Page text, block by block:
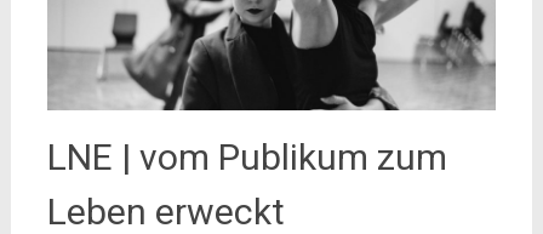
LNE | vom Publikum zum
Leben erweckt